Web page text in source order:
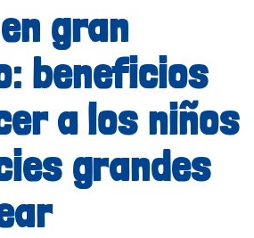
gran
beneficios
a los niños
grandes